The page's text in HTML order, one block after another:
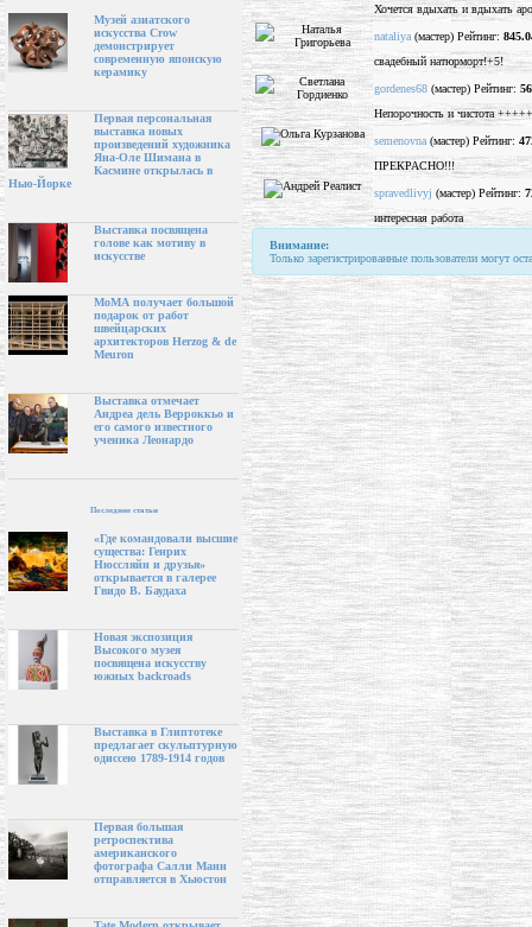
Музей азиатского
искусства Crow
демонстрирует
современную японскую
керамику
Первая персональная
выставка новых
произведений художника
Яна-Оле Шимана в
Касмине открылась в
Нью-Йорке
Выставка посвящена
голове как мотиву в
искусстве
МоМА получает большой
подарок от работ
швейцарских
архитекторов Herzog & de
Meuron
Выставка отмечает
Андреа дель Верроккьо и
его самого известного
ученика Леонардо
Последние статьи
«Где командовали высшие
существа: Генрих
Нюссляйн и друзья»
открывается в галерее
Гвидо В. Баудаха
Новая экспозиция
Высокого музея
посвящена искусству
южных backroads
Выставка в Глиптотеке
предлагает скульптурную
одиссею 1789-1914 годов
Первая большая
ретроспектива
американского
фотографа Салли Манн
отправляется в Хьюстон
Хочется вдыхать и вдыхать
nataliya (мастер) Рейтинг:
свадебный натюрморт!+5!
gordenes68 (мастер) Рейтинг:
Непорочность и чистота
semenovna (мастер) Рейтинг:
ПРЕКРАСНО!!!
spravedlivyj (мастер) Рейтинг:
интересная работа
Внимание:
Только зарегистрированные пользователи могут